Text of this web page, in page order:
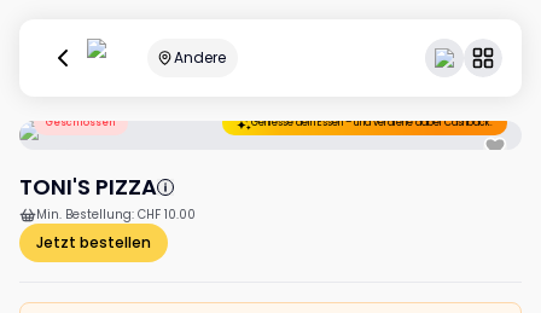
Andere
Geschlossen Geniesse dein Essen – und verdiene dabei Cashback.
TONI'S PIZZA
Min. Bestellung: CHF 10.00
Jetzt bestellen